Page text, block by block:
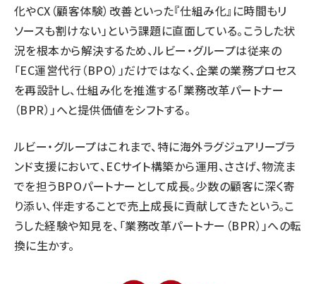
化やCX（顧客体験）改善といった『仕組み化』に時間もリ
ソースも割けない」という課題に直面している。こうした状
況を根本から解決するため、ルビー・グループは従来の
「EC運営代行（BPO）」だけではなく、企業の業務プロセス
を再設計し、仕組み化を推進する「業務改革パートナー
（BPR）」へと提供価値をシフトする。
ルビー・グループはこれまで、特に海外ラグジュアリーブラ
ンド支援において、ECサイト構築から運用、ささげ、物流ま
でを担うBPOパートナーとして成長。少数の顧客に深く寄
り添い、伴走することで売上成長に貢献してきたという。こ
うした経験や知見を、「業務改革パートナー（BPR）」への転
換に生かす。